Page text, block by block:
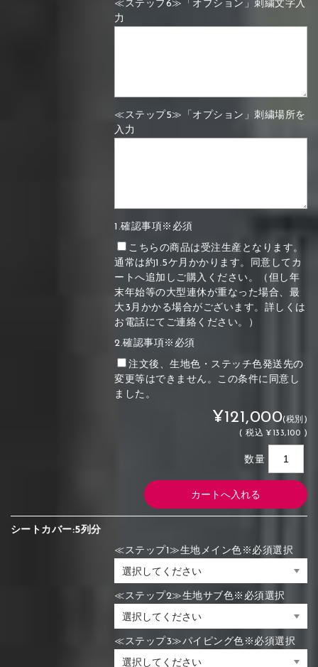
≪ステップ6≫「オプション」刺繍文字入
力
≪ステップ5≫「オプション」刺繍場所を
入力
1.確認事項※必須
こちらの商品は受注生産となります。
通常は約1.5ケ月かかります。同意してカ
ートへ追加しご購入ください。（但し年
末年始等の大型連休が重なった場合、最
大3月かかる場合がございます。詳しくは
お電話にてご連絡ください。）
2.確認事項※必須
注文後、生地色・ステッチ色発送先の
変更等はできません。この条件に同意し
ました。
¥121,000(税別)
(税込 ¥133,100 )
数量
シートカバー:5列分
≪ステップ1≫生地メイン色※必須選択
≪ステップ2≫生地サブ色※必須選択
≪ステップ3≫パイピング色※必須選択